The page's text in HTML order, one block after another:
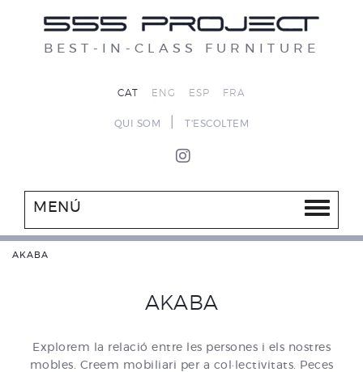
BEST-IN-CLASS FURNITURE
CAT ENG ESP FRA
QUI SOM T'ESCOLTEM
MENÚ
AKABA
AKABA
Explorem la relació entre les persones i els nostres
mobles. Creem mobiliari per a col·lectivitats. Peces